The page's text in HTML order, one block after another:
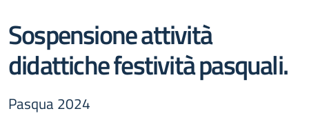
Sospensione attività
didattiche festività pasquali.
Pasqua 2024